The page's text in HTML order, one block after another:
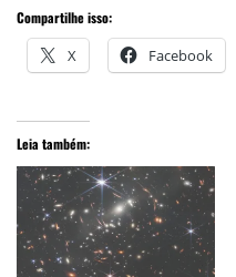
Compartilhe isso:
X Facebook
Leia também: